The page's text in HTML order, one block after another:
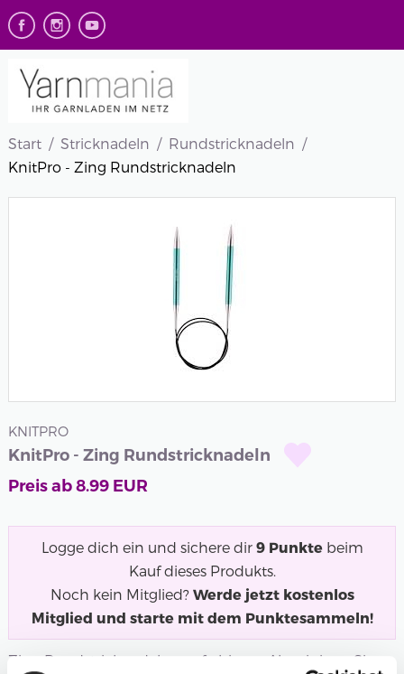
Start Stricknadeln
Rundstricknadeln
KnitPro - Zing Rundstricknadeln
KNITPRO
KnitPro - Zing Rundstricknadeln
Preis ab8.99EUR
Logge dich ein und sichere dir 9 Punktebeim
Kauf dieses Produkts.
Noch kein Mitglied? Werde jetzt kostenlos
Mitglied und starte mit dem Punktesammeln!
Zing Rundstricknadeln aus farbigem Aluminium. Sie